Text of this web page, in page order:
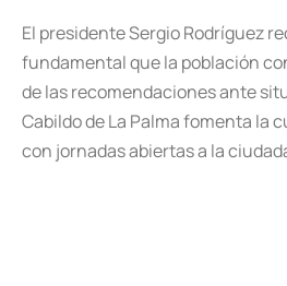
El presidente Sergio Rodríguez
fundamental que la población
de las recomendaciones ante
Cabildo de La Palma fomenta la
con jornadas abiertas a la